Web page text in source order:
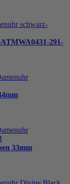
WA0431-291-
33mm